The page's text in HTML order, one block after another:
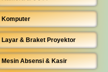
Komputer
Layar & Braket Proyektor
Mesin Absensi & Kasir